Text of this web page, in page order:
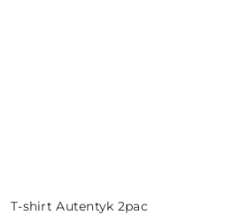
T-shirt Autentyk 2pac